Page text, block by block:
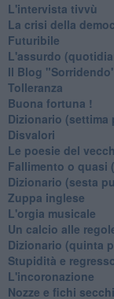
L'intervista tivvù
La crisi della
Futuribile
L'assurdo
Il Blog
Tolleranza
Buona fortuna !
​Dizionario (settima
Disvalori
Le poesie del
Fallimento o quasi
Dizionario (sesta
Zuppa inglese
L'orgia musicale
Un calcio alle
Dizionario (quinta
Stupidità e
L'incoronazione
Nozze e fichi secchi